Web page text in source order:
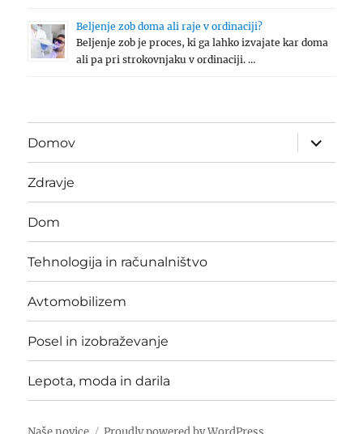
Beljenje zob doma ali raje v ordinaciji?
Beljenje zob je proces, ki ga lahko izvajate kar doma
ali pa pri strokovnjaku v ordinaciji. …
Domov
expand
child
menu
Zdravje
Dom
Tehnologija in računalništvo
Avtomobilizem
Posel in izobraževanje
Lepota, moda in darila